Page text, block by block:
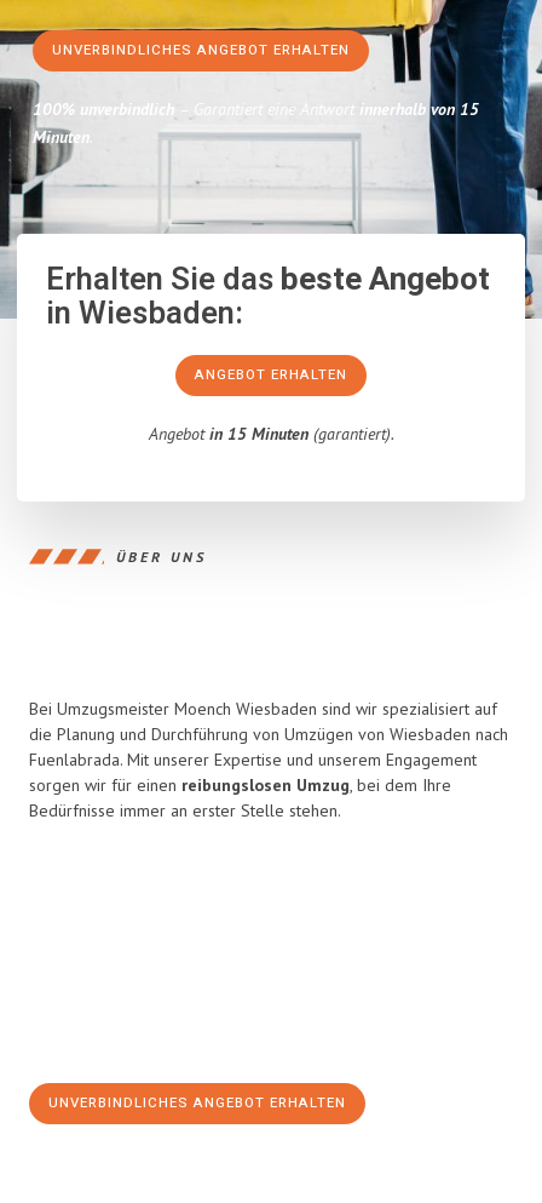
UNVERBINDLICHES ANGEBOT ERHALTEN
100% unverbindlich – Garantiert eine Antwort innerhalb von 15
Minuten.
Erhalten Sie dasbeste Angebot
in Wiesbaden:
ANGEBOT ERHALTEN
Angebotin 15 Minuten(garantiert).
ÜBER UNS
Bei Umzugsmeister Moench Wiesbaden sind wir spezialisiert auf
die Planung und Durchführung von Umzügen von Wiesbaden nach
Fuenlabrada. Mit unserer Expertise und unserem Engagement
sorgen wir für einen reibungslosen Umzug, bei dem Ihre
Bedürfnisse immer an erster Stelle stehen.
UNVERBINDLICHES ANGEBOT ERHALTEN